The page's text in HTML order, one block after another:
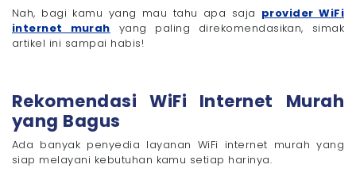
Tips Memilih Layanan WiFi Internet Murah yang
Bagus
- 1. Bandingkan Paket dari Beberapa Provider
- 4. Cek Kualitas Jaringan di Rumahmu
Cara Daftar Layanan WiFi Internet Murah dengan
dengan Megavision
Nikmati Layanan WiFi Internet yang Murah dengan
Megavision Sekarang!
Nah, bagi kamu yang mau tahu apa saja provider WiFi
internet murah yang paling direkomendasikan, simak
artikel ini sampai habis!
Rekomendasi WiFi Internet Murah
yang Bagus
Ada banyak penyedia layanan WiFi internet murah yang
siap melayani kebutuhan kamu setiap harinya.